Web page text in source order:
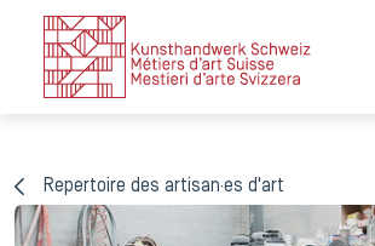
Repertoire des artisan·es d'art